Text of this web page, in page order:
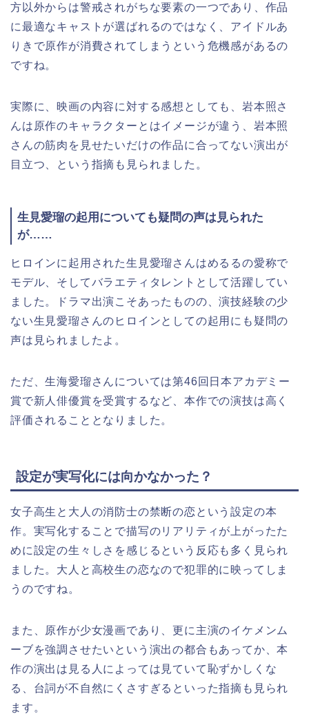
方以外からは警戒されがちな要素の一つであり、作品
に最適なキャストが選ばれるのではなく、アイドルあ
りきで原作が消費されてしまうという危機感があるの
ですね。
実際に、映画の内容に対する感想としても、岩本照さ
んは原作のキャラクターとはイメージが違う、岩本照
さんの筋肉を見せたいだけの作品に合ってない演出が
目立つ、という指摘も見られました。
生見愛瑠の起用についても疑問の声は見られた
が……
ヒロインに起用された生見愛瑠さんはめるるの愛称で
モデル、そしてバラエティタレントとして活躍してい
ました。ドラマ出演こそあったものの、演技経験の少
ない生見愛瑠さんのヒロインとしての起用にも疑問の
声は見られましたよ。
ただ、生海愛瑠さんについては第46回日本アカデミー
賞で新人俳優賞を受賞するなど、本作での演技は高く
評価されることとなりました。
設定が実写化には向かなかった？
女子高生と大人の消防士の禁断の恋という設定の本
作。実写化することで描写のリアリティが上がったた
めに設定の生々しさを感じるという反応も多く見られ
ました。大人と高校生の恋なので犯罪的に映ってしま
うのですね。
また、原作が少女漫画であり、更に主演のイケメンム
ーブを強調させたいという演出の都合もあってか、本
作の演出は見る人によっては見ていて恥ずかしくな
る、台詞が不自然にくさすぎるといった指摘も見られ
ます。